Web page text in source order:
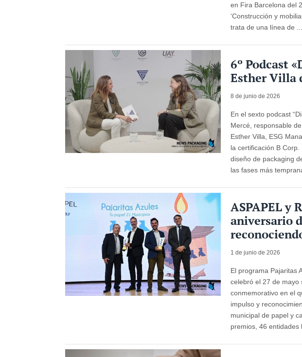
en Fira Barcelona del
‘Construcción y
trata de una línea de ...
6º Podcast
Esther Villa
8 de junio de 2026
En el sexto podcast
Mercé, responsable
Esther Villa, ESG
la certificación B
diseño de packaging
las fases más
ASPAPEL y
aniversario
1 de junio de 2026
El programa Pajaritas
celebró el 27 de mayo
conmemorativo en el
impulso y
municipal de papel y
premios, 46 entidades